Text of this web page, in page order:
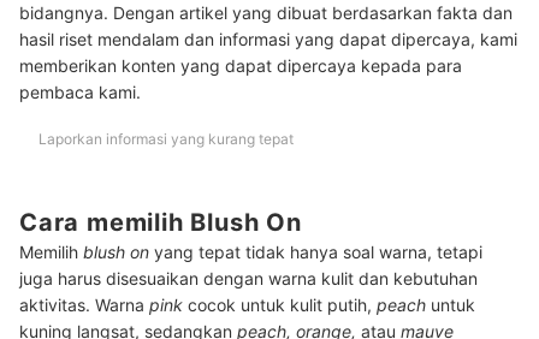
Apakah cara memakai blush on perlu disesuaikan dengan bentuk
wajah?
bidangnya. Dengan artikel yang dibuat berdasarkan fakta dan
hasil riset mendalam dan informasi yang dapat dipercaya, kami
memberikan konten yang dapat dipercaya kepada para
pembaca kami.
Laporkan informasi yang kurang tepat
Cara memilih Blush On
Memilih blush on yang tepat tidak hanya soal warna, tetapi
juga harus disesuaikan dengan warna kulit dan kebutuhan
aktivitas. Warna pink cocok untuk kulit putih, peach untuk
kuning langsat, sedangkan peach, orange, atau mauve